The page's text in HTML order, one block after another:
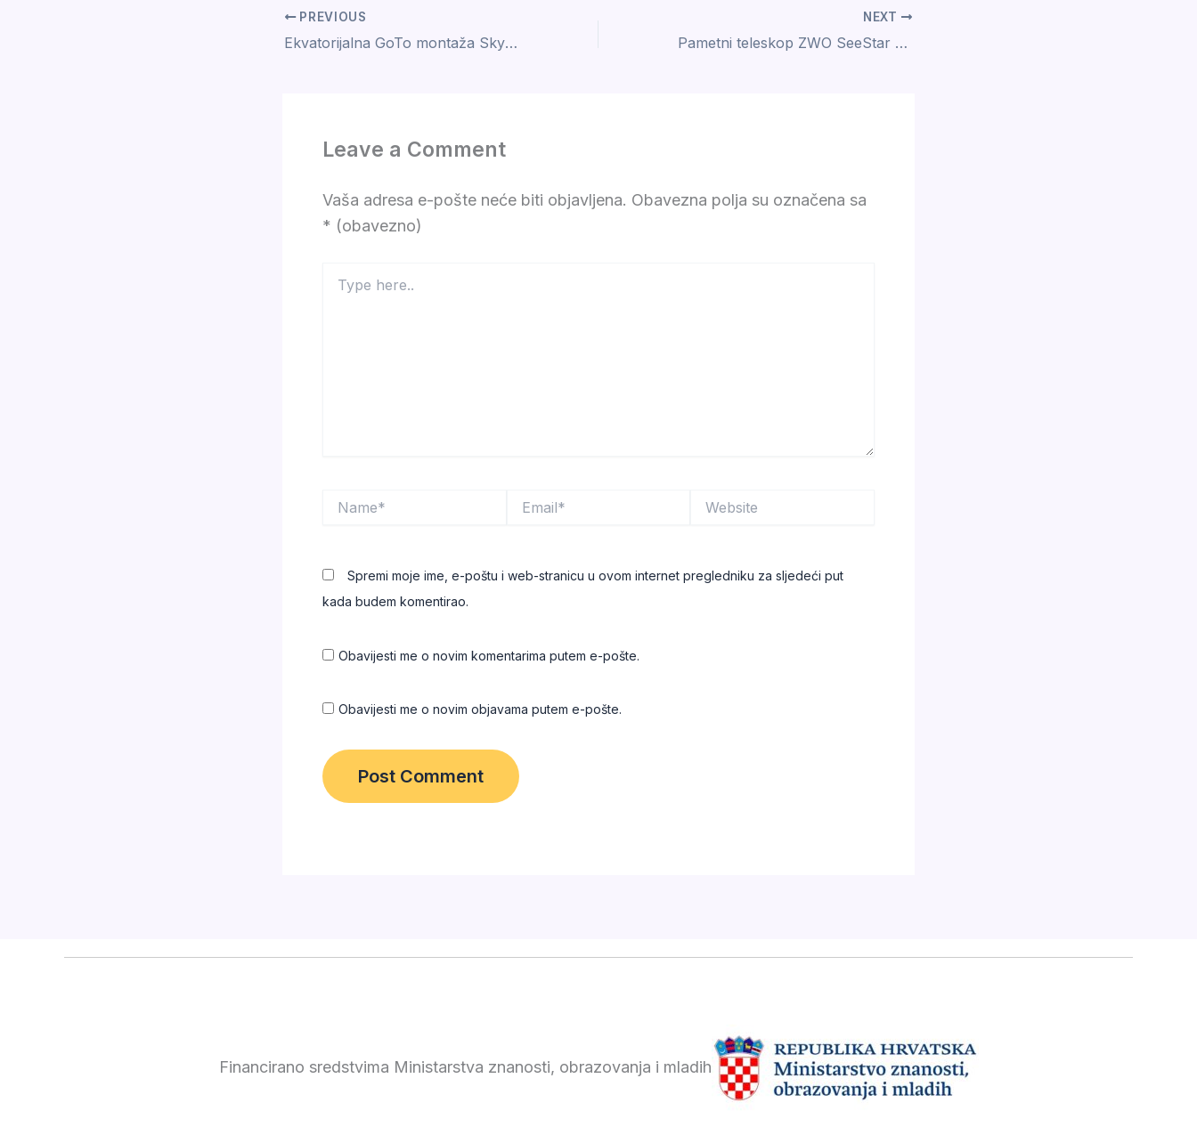
PREVIOUS
Ekvatorijalna GoTo montaža Skywatcher Wave 150i
NEXT
Pametni teleskop ZWO SeeStar S50
Leave a Comment
Vaša adresa e-pošte neće biti objavljena. Obavezna polja su označena sa
* (obavezno)
here..
Spremi moje ime, e-poštu i web-stranicu u ovom internet pregledniku za sljedeći put
kada budem komentirao.
Obavijesti me o novim komentarima putem e-pošte.
Obavijesti me o novim objavama putem e-pošte.
Financirano sredstvima Ministarstva znanosti, obrazovanja i mladih